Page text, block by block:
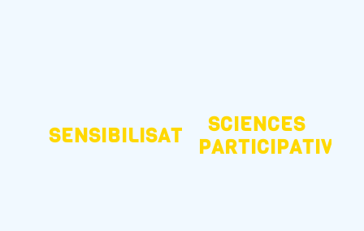
SENSIBILISATIONSCIENCES
PARTICIPATIVES